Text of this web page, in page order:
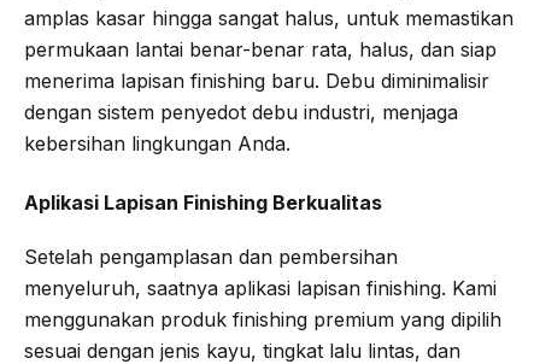
amplas kasar hingga sangat halus, untuk memastikan
permukaan lantai benar-benar rata, halus, dan siap
menerima lapisan finishing baru. Debu diminimalisir
dengan sistem penyedot debu industri, menjaga
kebersihan lingkungan Anda.
Aplikasi Lapisan Finishing Berkualitas
Setelah pengamplasan dan pembersihan
menyeluruh, saatnya aplikasi lapisan finishing. Kami
menggunakan produk finishing premium yang dipilih
sesuai dengan jenis kayu, tingkat lalu lintas, dan